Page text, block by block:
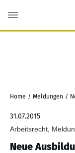
Home / Meldungen /
31.07.2015
Arbeitsrecht,
Neue